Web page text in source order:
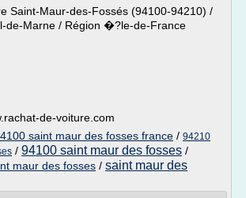
Saint-Maur-des-Fossés (94100-94210) /
de-Marne / Région �?le-de-France
de-voiture.com
saint maur des fosses france / 94210
/ 94100 saint maur des fosses /
maur des fosses / saint maur des